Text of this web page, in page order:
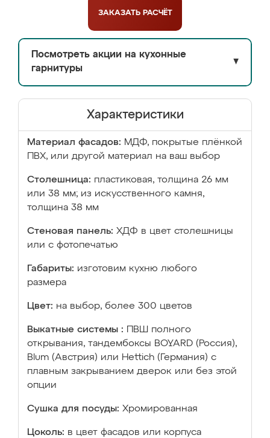
ЗАКАЗАТЬ РАСЧЁТ
Посмотреть акции на кухонные
гарнитуры
▼
Характеристики
Материал фасадов: МДФ, покрытые плёнкой
ПВХ, или другой материал на ваш выбор
Столешница: пластиковая, толщина 26 мм
или 38 мм; из искусственного камня,
толщина 38 мм
Стеновая панель: ХДФ в цвет столешницы
или с фотопечатью
Габариты: изготовим кухню любого
размера
Цвет: на выбор, более 300 цветов
Выкатные системы :
ПВШ полного
открывания, тандембоксы BOYARD (Россия),
Blum (Австрия) или Hettich (Германия) с
плавным закрыванием дверок или без этой
опции
Сушка для посуды: Хромированная
Цоколь: в цвет фасадов или корпуса